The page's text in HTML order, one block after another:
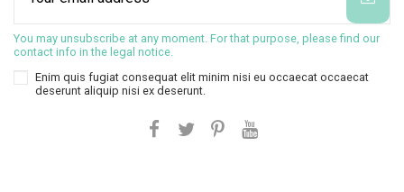
You may unsubscribe at any moment. For that purpose, please find our
contact info in the legal notice.
Enim quis fugiat consequat elit minim nisi eu occaecat occaecat
deserunt aliquip nisi ex deserunt.